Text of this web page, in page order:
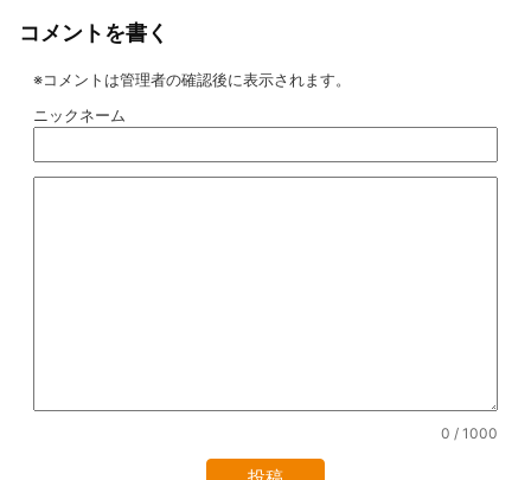
コメントを書く
※コメントは管理者の確認後に表示されます。
ニックネーム
0 / 1000